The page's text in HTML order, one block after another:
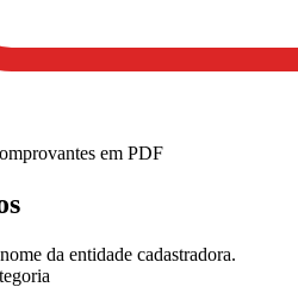
em PDF
da entidade cadastradora.